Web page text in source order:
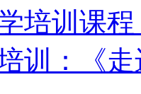
培训课
训：《